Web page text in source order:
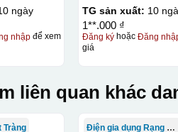
ngày
nhậpđể xem
TG sản xuất: 10
1**.000 ₫
Đăng ký hoặcĐăng
giá
liên quan khác
Tràng Điện gia dụng Rạng Đông